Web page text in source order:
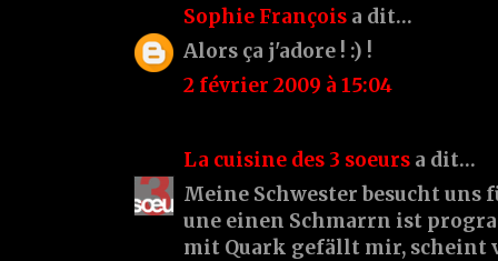
Sophie François a dit…
Alors ça j'adore ! :) !
2 février 2009 à 15:04
La cuisine des 3 soeurs a dit…
Meine Schwester besucht uns
une einen Schmarrn ist
mit Quark gefällt mir, scheint